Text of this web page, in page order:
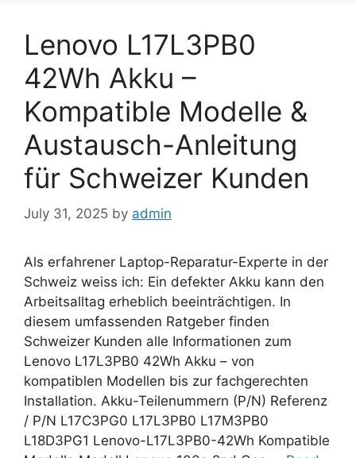
Lenovo L17L3PB0
42Wh Akku –
Kompatible Modelle &
Austausch-Anleitung
für Schweizer Kunden
July 31, 2025 by admin
Als erfahrener Laptop-Reparatur-Experte in der
Schweiz weiss ich: Ein defekter Akku kann den
Arbeitsalltag erheblich beeinträchtigen. In
diesem umfassenden Ratgeber finden
Schweizer Kunden alle Informationen zum
Lenovo L17L3PB0 42Wh Akku – von
kompatiblen Modellen bis zur fachgerechten
Installation. Akku-Teilenummern (P/N) Referenz
/ P/N L17C3PG0 L17L3PB0 L17M3PB0
L18D3PG1 Lenovo-L17L3PB0-42Wh Kompatible